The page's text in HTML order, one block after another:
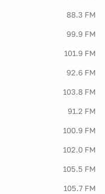
88.3 FM
99.9 FM
101.9 FM
92.6 FM
103.8 FM
91.2 FM
100.9 FM
102.0 FM
105.5 FM
105.7 FM